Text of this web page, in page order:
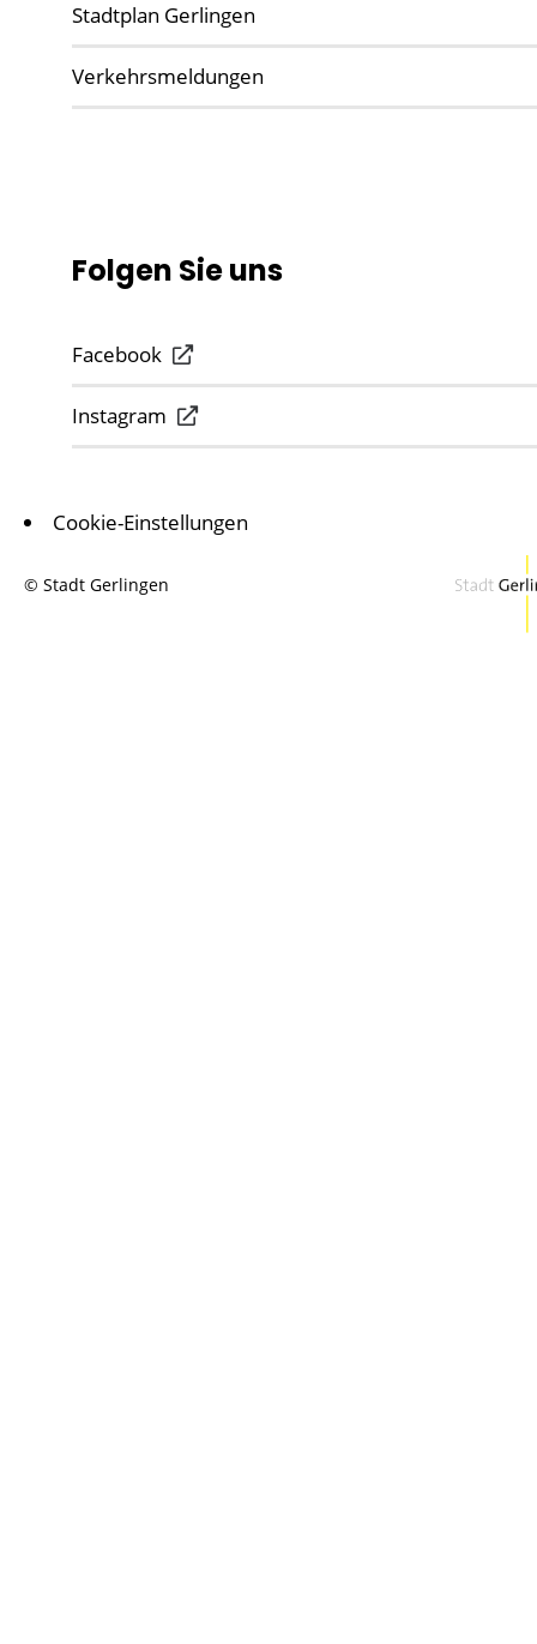
Stadtplan Gerlingen
Verkehrsmeldungen
Folgen Sie uns
Facebook
Instagram
Cookie-Einstellungen
© Stadt Gerlingen